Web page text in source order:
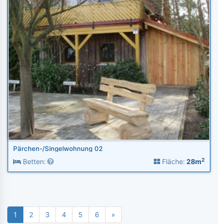
Pärchen-/Singelwohnung 02
Betten: Fläche: 28m2
1 2 3 4 5 6 »